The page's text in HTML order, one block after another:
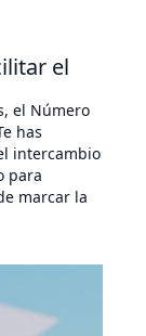
el
el Número
has
intercambio
para
marcar la